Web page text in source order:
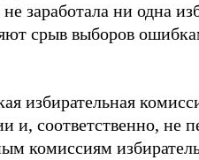
заработала ни одна
срыв выборов
избирательная
и, соответственно, не
комиссиям